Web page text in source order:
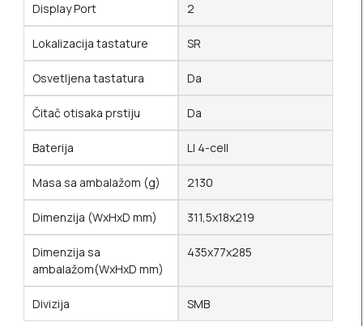
Display Port 2
Lokalizacija tastature SR
Osvetljena tastatura Da
Čitač otisaka prstiju Da
Baterija LI 4-cell
Masa sa ambalažom (g) 2130
Dimenzija (WxHxD mm) 311,5x18x219
Dimenzija sa
ambalažom(WxHxD mm)
435x77x285
Divizija SMB